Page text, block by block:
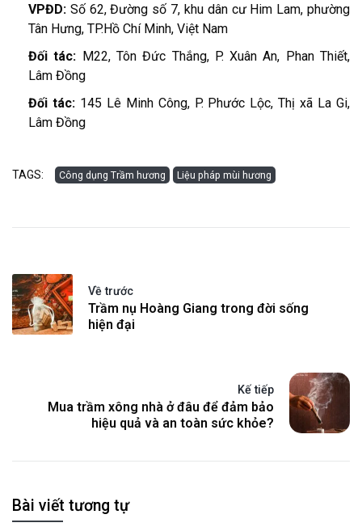
VPĐD: Số 62, Đường số 7, khu dân cư Him Lam, phường
Tân Hưng, TP.Hồ Chí Minh, Việt Nam
Đối tác: M22, Tôn Đức Thắng, P. Xuân An, Phan Thiết,
Lâm Đồng
Đối tác: 145 Lê Minh Công, P. Phước Lộc, Thị xã La Gi,
Lâm Đồng
TAGS: Công dụng Trầm hương Liệu pháp mùi hương
Về trước
Trầm nụ Hoàng Giang trong đời sống
hiện đại
Kế tiếp
Mua trầm xông nhà ở đâu để đảm bảo
hiệu quả và an toàn sức khỏe?
Bài viết tương tự